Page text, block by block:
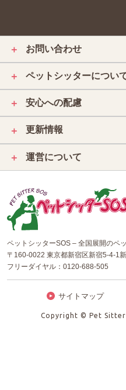
＋ お問い合わせ
＋ ペットシッターについ
＋ 安心への配慮
＋ 更新情報
＋ 運営について
ペットシッターSOS – 全国展開のペ
〒160-0022 東京都新宿区新宿5-4-1
フリーダイヤル： 0120-688-505
サイトマップ
Copyright © Pet Sitter